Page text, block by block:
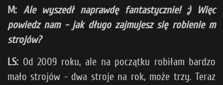
M: Ale wyszedł naprawdę fantastycznie! ;) Więc
powiedz nam - jak długo zajmujesz się robienie m
strojów?
LS: Od 2009 roku, ale na początku robiłam bardzo
mało strojów - dwa stroje na rok, może trzy. Teraz